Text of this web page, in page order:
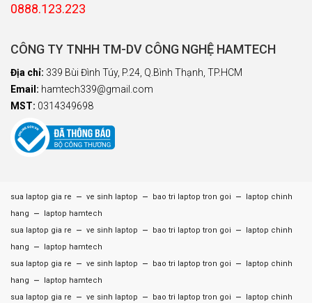
0888.123.223
CÔNG TY TNHH TM-DV CÔNG NGHỆ HAMTECH
Địa chỉ: 339 Bùi Đình Túy, P.24, Q.Bình Thạnh, TP.HCM
Email: hamtech339@gmail.com
MST: 0314349698
sua laptop gia re – ve sinh laptop – bao tri laptop tron goi –
laptop chinh
hang
–
laptop hamtech
sua laptop gia re
– ve sinh laptop – bao tri laptop tron goi –
laptop chinh
hang
–
laptop hamtech
sua laptop gia re
– ve sinh laptop – bao tri laptop tron goi –
laptop chinh
hang
–
laptop hamtech
sua laptop gia re
– ve sinh laptop – bao tri laptop tron goi – laptop chinh